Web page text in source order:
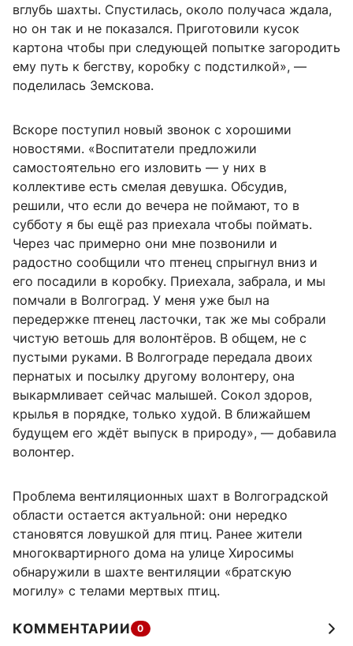
вглубь шахты. Спустилась, около получаса ждала,
но он так и не показался. Приготовили кусок
картона чтобы при следующей попытке загородить
ему путь к бегству, коробку с подстилкой», —
поделилась Земскова.
Вскоре поступил новый звонок с хорошими
новостями. «Воспитатели предложили
самостоятельно его изловить — у них в
коллективе есть смелая девушка. Обсудив,
решили, что если до вечера не поймают, то в
субботу я бы ещё раз приехала чтобы поймать.
Через час примерно они мне позвонили и
радостно сообщили что птенец спрыгнул вниз и
его посадили в коробку. Приехала, забрала, и мы
помчали в Волгоград. У меня уже был на
передержке птенец ласточки, так же мы собрали
чистую ветошь для волонтёров. В общем, не с
пустыми руками. В Волгограде передала двоих
пернатых и посылку другому волонтеру, она
выкармливает сейчас малышей. Сокол здоров,
крылья в порядке, только худой. В ближайшем
будущем его ждёт выпуск в природу», — добавила
волонтер.
Проблема вентиляционных шахт в Волгоградской
области остается актуальной: они нередко
становятся ловушкой для птиц. Ранее жители
многоквартирного дома на улице Хиросимы
обнаружили в шахте вентиляции «братскую
могилу» с телами мертвых птиц.
КОММЕНТАРИИ 0